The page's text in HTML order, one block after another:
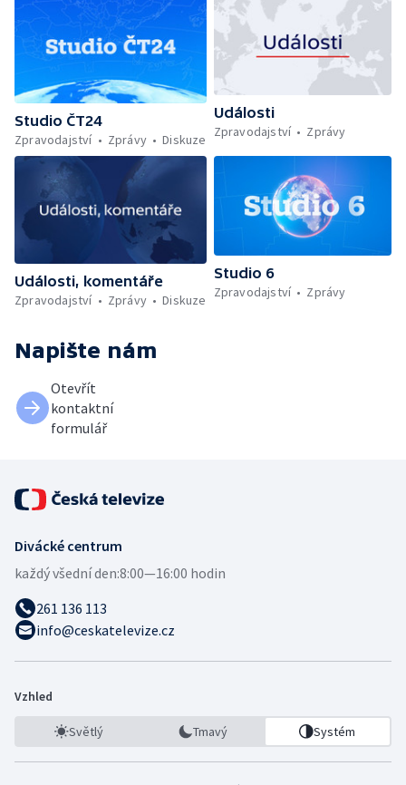
Studio ČT24
Zpravodajství
Zprávy Diskuze
Události
Zpravodajství
Zprávy
Události, komentáře
Zpravodajství
Zprávy Diskuze
Studio 6
Zpravodajství
Zprávy
Napište nám
Otevřít
kontaktní
formulář
Divácké centrum
každý všední den:8:00—16:00 hodin
261 136 113
info@ceskatelevize.cz
Vzhled
Světlý Tmavý Systém